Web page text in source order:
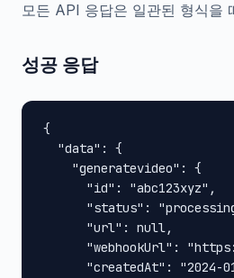
모든 API 응답은 일관된 형식을
성공 응답
{
  "data": {
    "generatevideo": {
      "id": "abc123xyz",
"status":
      "url": null,
"webhookUrl":
"createdAt": "2024-